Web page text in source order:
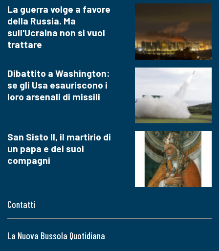
Contatti
La Nuova Bussola Quotidiana
La guerra volge a favore
della Russia. Ma
sull'Ucraina non si vuol
trattare
Dibattito a Washington:
se gli Usa esauriscono i
loro arsenali di missili
San Sisto II, il martirio di
un papa e dei suoi
compagni